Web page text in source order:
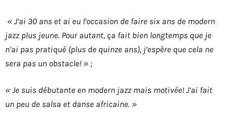
« J’ai 30 ans et ai eu l’occasion de faire six ans de modern
jazz plus jeune. Pour autant, ça fait bien longtemps que je
n’ai pas pratiqué (plus de quinze ans), j’espère que cela ne
sera pas un obstacle! » ;
« Je suis débutante en modern jazz mais motivée! J’ai fait
un peu de salsa et danse africaine. »